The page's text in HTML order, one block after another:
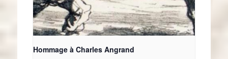
Hommage à Charles Angrand